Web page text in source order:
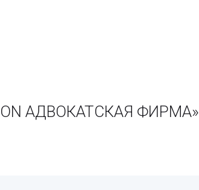
АДВОКАТСКАЯ ФИРМА»